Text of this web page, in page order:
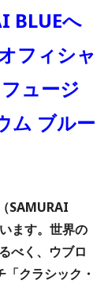
BLUEへ
フィシャ
ュージ
ム ブルー
SAMURAI
ます。世界の
べく、ウブロ
クラシック・